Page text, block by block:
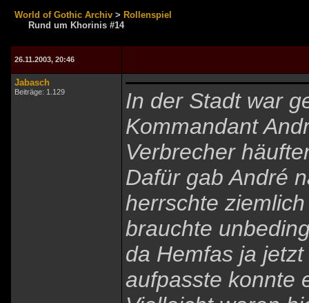
World of Gothic Archiv > Rollenspiel
Rund um Khorinis #14
26.11.2003, 20:46
Jabasch
Beiträge: 1.129
In der Stadt war
Kommandant
Verbrecher
Dafür gab André
herrschte
brauchte
da Hemfas ja
aufpasste konnte